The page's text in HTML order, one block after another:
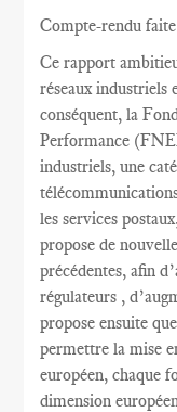
Compte-rendu
Ce rapport
réseaux industriels
conséquent, la
Performance
industriels, une
les services postaux
propose de
précédentes, afin
régulateurs ,
propose ensuite
permettre la mise
européen, chaque
dimension